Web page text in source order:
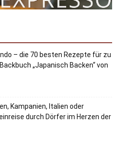
– die 70 besten Rezepte für zu
„Japanisch Backen“ von
Kampanien, Italien oder
durch Dörfer im Herzen der